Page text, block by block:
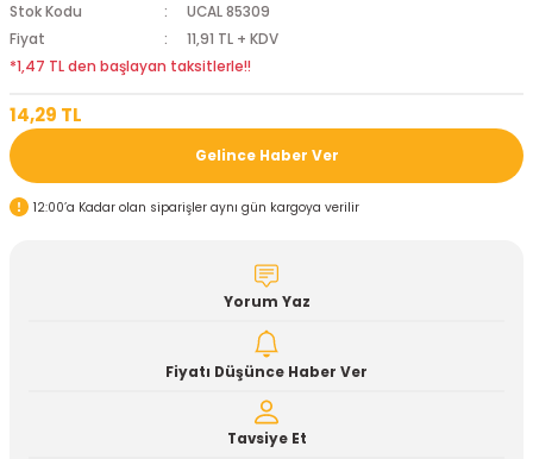
Stok Kodu
UCAL 85309
Fiyat
11,91 TL + KDV
*1,47 TL den başlayan taksitlerle!!
14,29 TL
Gelince Haber Ver
12:00’a Kadar olan siparişler aynı gün kargoya verilir
Yorum Yaz
Fiyatı Düşünce Haber Ver
Tavsiye Et